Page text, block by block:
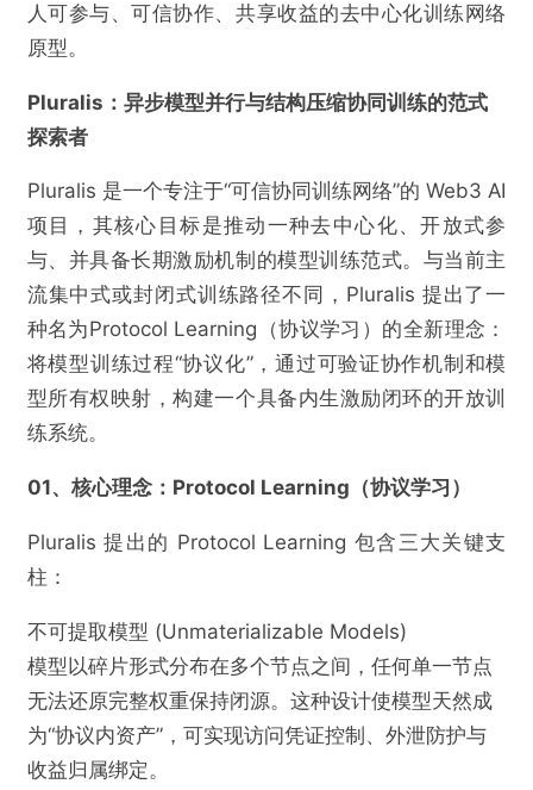
人可参与、可信协作、共享收益的去中心化训练网络
原型。
Pluralis：异步模型并行与结构压缩协同训练的范式
探索者
Pluralis 是一个专注于“可信协同训练网络”的 Web3 AI
项目，其核心目标是推动一种去中心化、开放式参
与、并具备长期激励机制的模型训练范式。与当前主
流集中式或封闭式训练路径不同，Pluralis 提出了一
种名为Protocol Learning（协议学习）的全新理念：
将模型训练过程“协议化”，通过可验证协作机制和模
型所有权映射，构建一个具备内生激励闭环的开放训
练系统。
01、核心理念：Protocol Learning（协议学习）
Pluralis 提出的 Protocol Learning 包含三大关键支
柱：
不可提取模型 (Unmaterializable Models)
模型以碎片形式分布在多个节点之间，任何单一节点
无法还原完整权重保持闭源。这种设计使模型天然成
为“协议内资产”，可实现访问凭证控制、外泄防护与
收益归属绑定。